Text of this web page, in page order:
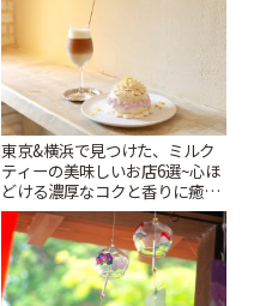
東京&横浜で見つけた、ミルク
ティーの美味しいお店6選~心ほ
どける濃厚なコクと香りに癒や
されるティータイム~ | ことりっ
ぷ